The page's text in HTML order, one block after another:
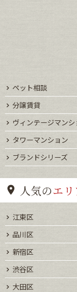
ペット相談
分譲賃貸
ヴィンテージマンシ
タワーマンション
ブランドシリーズ
人気のエリ
江東区
品川区
新宿区
渋谷区
大田区